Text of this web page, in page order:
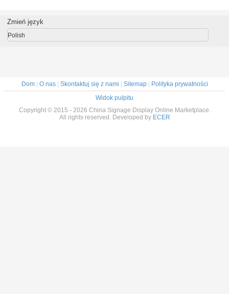
z
Dla stacji Airport
Zmień język
Polish
Dom| O nas| Skontaktuj się z nami Sitemap|
Polityka prywatności
Widok pulpitu
Copyright © 2015 - 2026 China Signage Display Online Marketplace.
All rights reserved. Developed by ECER